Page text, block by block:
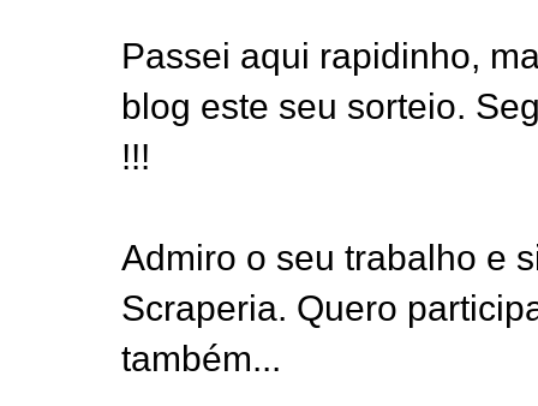
Passei aqui rapidinho,
blog este seu sorteio.
!!!
Admiro o seu trabalho e
Scraperia. Quero
também...